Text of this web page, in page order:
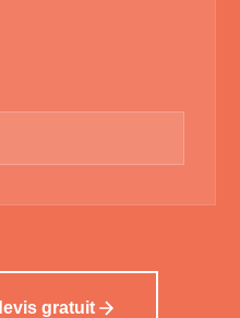
gratuit